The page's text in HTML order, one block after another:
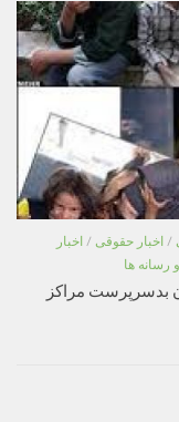
/ اخبار حقوقی / اخبار
رسانه ها
شد؛ ۲۷ درصد کودکان بدسرپرست مراکز